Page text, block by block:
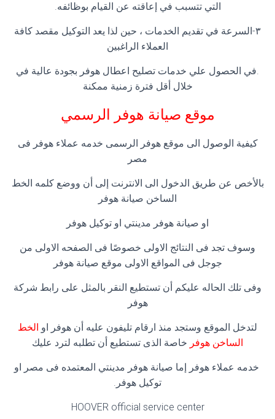
التي تتسبب في إعاقته عن القيام بوظائفه.
٣-السرعة في تقديم الخدمات ، حين لذا يعد التوكيل مقصد كافة
العملاء الراغبين
.في الحصول علي خدمات تصليح اعطال هوفر بجودة عالية في
خلال أقل فترة زمنية ممكنة
موقع صيانة هوفر الرسمي
كيفية الوصول الى موقع هوفر الرسمى خدمه عملاء هوفر فى
مصر
بالأخص عن طريق الدخول الى الانترنت إلى أن ووضع كلمه الخط
الساخن صيانة هوفر
او صيانة هوفر مدينتي او توكيل هوفر
وسوف تجد فى النتائج الاولى خصوصًا فى الصفحه الاولى من
جوجل فى المواقع الاولى موقع صيانة هوفر
وفى تلك الحاله عليكم أن تستطيع النقر بالمثل على رابط شركة
هوفر
لتدخل الموقع وستجد منذ ارقام تليفون عليه أن هوفر او الخط
الساخن هوفر خاصة الذى تستطيع أن تطلبه لترد عليك
خدمه عملاء هوفر إما صيانة هوفر مدينتي المعتمده فى مصر او
توكيل هوفر.
HOOVER official service center